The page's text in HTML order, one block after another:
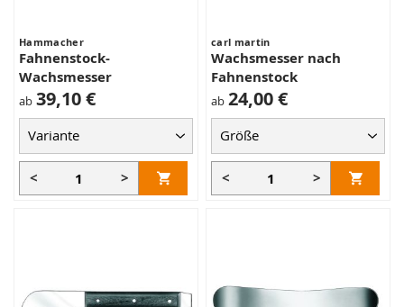
Hammacher
Fahnenstock-
Wachsmesser
ab 39,10 €
< >
carl martin
Wachsmesser nach
Fahnenstock
ab 24,00 €
< >